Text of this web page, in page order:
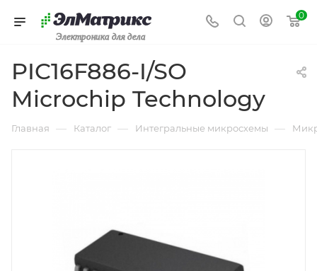
Электроника для дела
0
PIC16F886-I/SO
Microchip Technology
Главная — Каталог — Интегральные микросхемы —